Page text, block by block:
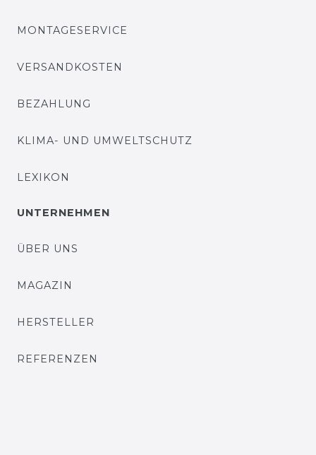
MONTAGESERVICE
VERSANDKOSTEN
BEZAHLUNG
KLIMA- UND UMWELTSCHUTZ
LEXIKON
UNTERNEHMEN
ÜBER UNS
MAGAZIN
HERSTELLER
REFERENZEN